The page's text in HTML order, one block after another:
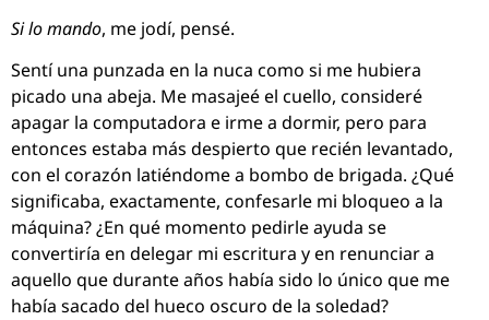
Si lo mando, me jodí, pensé.
Sentí una punzada en la nuca como si me hubiera
picado una abeja. Me masajeé el cuello, consideré
apagar la computadora e irme a dormir, pero para
entonces estaba más despierto que recién levantado,
con el corazón latiéndome a bombo de brigada. ¿Qué
significaba, exactamente, confesarle mi bloqueo a la
máquina? ¿En qué momento pedirle ayuda se
convertiría en delegar mi escritura y en renunciar a
aquello que durante años había sido lo único que me
había sacado del hueco oscuro de la soledad?